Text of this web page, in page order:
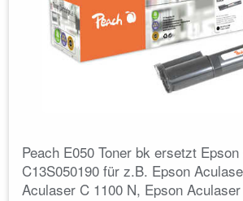
Peach E050 Toner bk ersetzt Epson
C13S050190 für z.B. Epson
Aculaser C 1100 N, Epson